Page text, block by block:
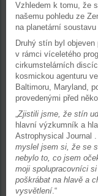
Vzhledem k tomu, že
našemu pohledu ze
na planetární
Druhý stín byl
v rámci víceletého
cirkumstelárních
kosmickou agenturu
Baltimoru, Maryland,
provedenými před
„Zjistili jsme, že stín
hlavní výzkumník a
Astrophysical Journal .
myslel jsem si, že se
nebylo to, co jsem
moji spolupracovníci
poškrábat na hlavě a
vysvětlení.“